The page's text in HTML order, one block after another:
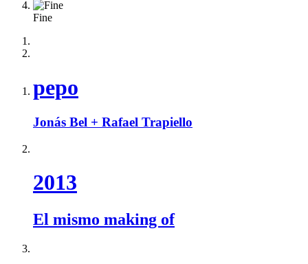
Fine
pepo
Jonás Bel + Rafael Trapiello
2013
El mismo making of